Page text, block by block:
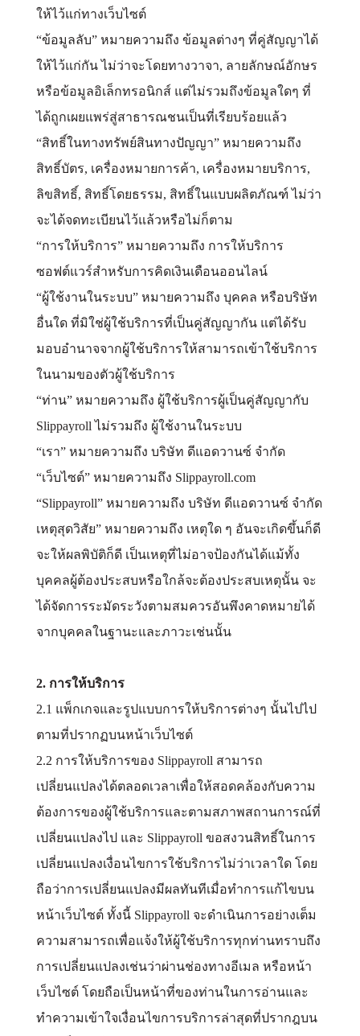
ให้ไว้แก่ทางเว็บไซต์
“ข้อมูลลับ” หมายความถึง ข้อมูลต่างๆ ที่คู่สัญญาได้
ให้ไว้แก่กัน ไม่ว่าจะโดยทางวาจา, ลายลักษณ์อักษร
หรือข้อมูลอิเล็กทรอนิกส์ แต่ไม่รวมถึงข้อมูลใดๆ ที่
ได้ถูกเผยแพร่สู่สาธารณชนเป็นที่เรียบร้อยแล้ว
“สิทธิ์ในทางทรัพย์สินทางปัญญา” หมายความถึง
สิทธิ์บัตร, เครื่องหมายการค้า, เครื่องหมายบริการ,
ลิขสิทธิ์, สิทธิ์โดยธรรม, สิทธิ์ในแบบผลิตภัณฑ์ ไม่ว่า
จะได้จดทะเบียนไว้แล้วหรือไม่ก็ตาม
“การให้บริการ” หมายความถึง การให้บริการ
ซอฟต์แวร์สำหรับการคิดเงินเดือนออนไลน์
“ผู้ใช้งานในระบบ” หมายความถึง บุคคล หรือบริษัท
อื่นใด ที่มิใช่ผู้ใช้บริการที่เป็นคู่สัญญากัน แต่ได้รับ
มอบอำนาจจากผู้ใช้บริการให้สามารถเข้าใช้บริการ
ในนามของตัวผู้ใช้บริการ
“ท่าน” หมายความถึง ผู้ใช้บริการผู้เป็นคู่สัญญากับ
Slippayroll ไม่รวมถึง ผู้ใช้งานในระบบ
“เรา” หมายความถึง บริษัท ดีแอดวานซ์ จำกัด
“เว็บไซต์” หมายความถึง Slippayroll.com
“Slippayroll” หมายความถึง บริษัท ดีแอดวานซ์ จำกัด
เหตุสุดวิสัย” หมายความถึง เหตุใด ๆ อันจะเกิดขึ้นก็ดี
จะให้ผลพิบัติก็ดี เป็นเหตุที่ไม่อาจป้องกันได้แม้ทั้ง
บุคคลผู้ต้องประสบหรือใกล้จะต้องประสบเหตุนั้น จะ
ได้จัดการระมัดระวังตามสมควรอันพึงคาดหมายได้
จากบุคคลในฐานะและภาวะเช่นนั้น
2. การให้บริการ
2.1 แพ็กเกจและรูปแบบการให้บริการต่างๆ นั้นไปไป
ตามที่ปรากฏบนหน้าเว็บไซต์
2.2 การให้บริการของ Slippayroll สามารถ
เปลี่ยนแปลงได้ตลอดเวลาเพื่อให้สอดคล้องกับความ
ต้องการของผู้ใช้บริการและตามสภาพสถานการณ์ที่
เปลี่ยนแปลงไป และ Slippayroll ขอสงวนสิทธิ์ในการ
เปลี่ยนแปลงเงื่อนไขการใช้บริการไม่ว่าเวลาใด โดย
ถือว่าการเปลี่ยนแปลงมีผลทันทีเมื่อทำการแก้ไขบน
หน้าเว็บไซต์ ทั้งนี้ Slippayroll จะดำเนินการอย่างเต็ม
ความสามารถเพื่อแจ้งให้ผู้ใช้บริการทุกท่านทราบถึง
การเปลี่ยนแปลงเช่นว่าผ่านช่องทางอีเมล หรือหน้า
เว็บไซต์ โดยถือเป็นหน้าที่ของท่านในการอ่านและ
ทำความเข้าใจเงื่อนไขการบริการล่าสุดที่ปรากฎบน